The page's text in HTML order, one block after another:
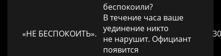
«НЕ БЕСПОКОИТЬ».
беспокоили?
В течение часа ваше
уединение никто
не нарушит. Официант
появится